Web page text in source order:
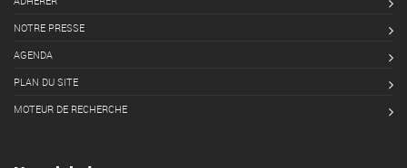
NOTRE PRESSE
AGENDA
PLAN DU SITE
MOTEUR DE RECHERCHE